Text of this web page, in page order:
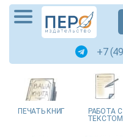
+7
ПЕЧАТЬ КНИГ РАБОТА С
ТЕКСТОМ